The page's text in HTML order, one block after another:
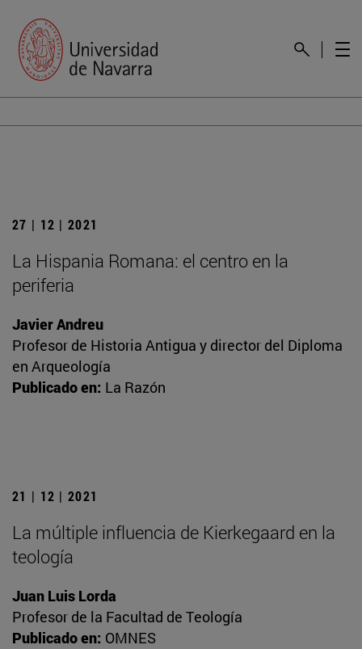
27 | 12 | 2021
La Hispania Romana: el centro en la
periferia
Javier Andreu
Profesor de Historia Antigua y director del Diploma
en Arqueología
Publicado en: La Razón
21 | 12 | 2021
La múltiple influencia de Kierkegaard en la
teología
Juan Luis Lorda
Profesor de la Facultad de Teología
Publicado en: OMNES